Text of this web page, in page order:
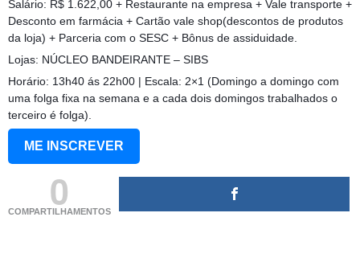
Salário: R$ 1.622,00 + Restaurante na empresa + Vale transporte +
Desconto em farmácia + Cartão vale shop(descontos de produtos
da loja) + Parceria com o SESC + Bônus de assiduidade.
Lojas: NÚCLEO BANDEIRANTE – SIBS
Horário: 13h40 ás 22h00 | Escala: 2×1 (Domingo a domingo com
uma folga fixa na semana e a cada dois domingos trabalhados o
terceiro é folga).
ME INSCREVER
0
COMPARTILHAMENTOS